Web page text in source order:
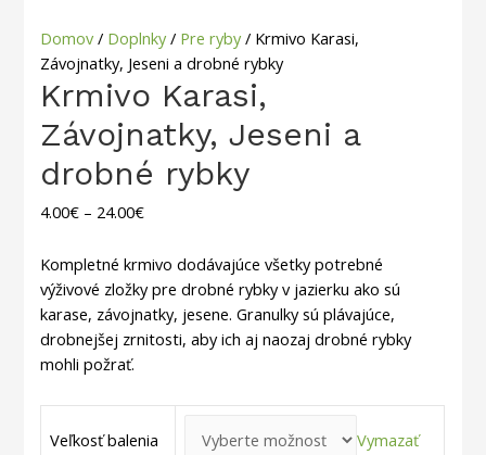
Domov / Doplnky/ Pre ryby/ Krmivo Karasi,
Závojnatky, Jeseni a drobné rybky
Krmivo Karasi,
Závojnatky, Jeseni a
drobné rybky
4.00€ – 24.00€
Kompletné krmivo dodávajúce všetky potrebné
výživové zložky pre drobné rybky v jazierku ako sú
karase, závojnatky, jesene. Granulky sú plávajúce,
drobnejšej zrnitosti, aby ich aj naozaj drobné rybky
mohli požrať.
Veľkosť balenia Vymazať